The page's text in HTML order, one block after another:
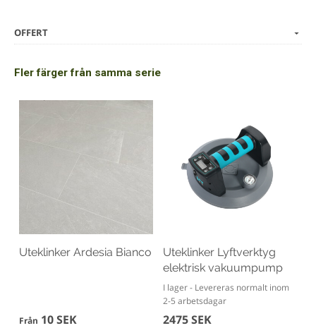
OFFERT
Fler färger från samma serie
Uteklinker Ardesia Bianco
Från 10 SEK
Uteklinker Lyftverktyg
elektrisk vakuumpump
I lager - Levereras normalt inom
2-5 arbetsdagar
2475 SEK